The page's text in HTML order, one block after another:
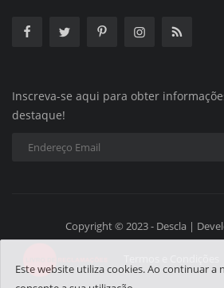
Inscreva-se aqui para obter
destaque!
Copyright © 2023 - Descla |
Este website utiliza cookies. Ao continuar a